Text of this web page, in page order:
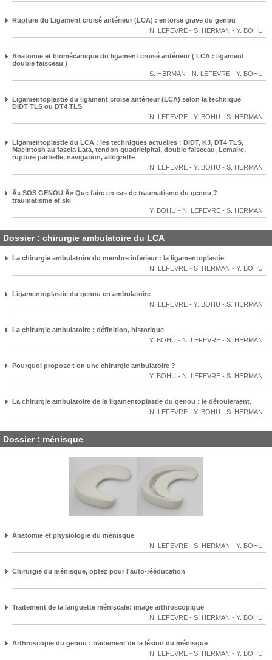
Rupture du Ligament croisé antérieur (LCA) : entorse grave du genou
N. LEFEVRE - S. HERMAN - Y. BOHU
Anatomie et biomécanique du ligament croisé antérieur ( LCA : ligament
double faisceau )
S. HERMAN - N. LEFEVRE - Y. BOHU
Ligamentoplastie du ligament croise antérieur (LCA) selon la technique
DIDT TLS ou DT4 TLS
N. LEFEVRE - Y. BOHU - S. HERMAN
Ligamentoplastie du LCA : les techniques actuelles : DIDT, KJ, DT4 TLS,
Macintosh au fascia Lata, tendon quadricipital, double faisceau, Lemaire,
rupture partielle, navigation, allogreffe
N. LEFEVRE - Y. BOHU - S. HERMAN
Â« SOS GENOU Â» Que faire en cas de traumatisme du genou ?
traumatisme et ski
Y. BOHU - N. LEFEVRE - S. HERMAN
Dossier : chirurgie ambulatoire du LCA
La chirurgie ambulatoire du membre inferieur : la ligamentoplastie
N. LEFEVRE - S. HERMAN - Y. BOHU
Ligamentoplastie du genou en ambulatoire
N. LEFEVRE - Y. BOHU - S. HERMAN
La chirurgie ambulatoire : définition, historique
Y. BOHU - N. LEFEVRE - S. HERMAN
Pourquoi propose t on une chirurgie ambulatoire ?
Y. BOHU - N. LEFEVRE - S. HERMAN
La chirurgie ambulatoire de la ligamentoplastie du genou : le déroulement.
N. LEFEVRE - Y. BOHU - S. HERMAN
Dossier : ménisque
Anatomie et physiologie du ménisque
N. LEFEVRE - S. HERMAN - Y. BOHU
Chirurgie du ménisque, optez pour l'auto-rééducation
Traitement de la languette méniscale: image arthroscopique
N. LEFEVRE - S. HERMAN - Y. BOHU
Arthroscopie du genou : traitement de la lésion du ménisque
N. LEFEVRE - S. HERMAN - Y. BOHU